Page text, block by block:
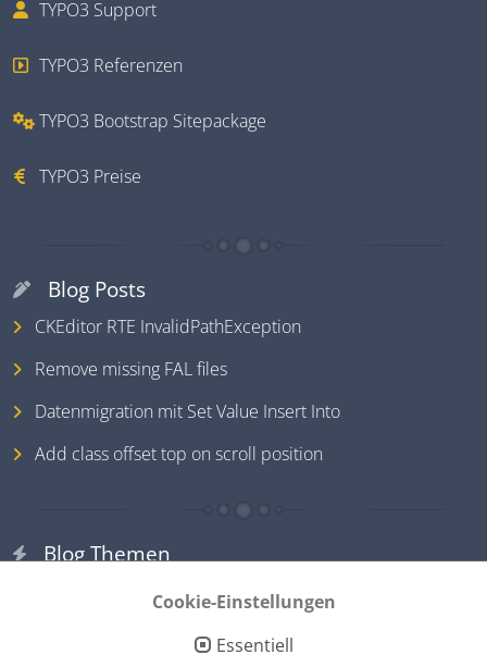
TYPO3 Support
TYPO3 Referenzen
TYPO3 Bootstrap Sitepackage
TYPO3 Preise
Blog Posts
CKEditor RTE InvalidPathException
Remove missing FAL files
Datenmigration mit Set Value Insert Into
Add class offset top on scroll position
Blog Themen
Cookie-Einstellungen
Essentiell